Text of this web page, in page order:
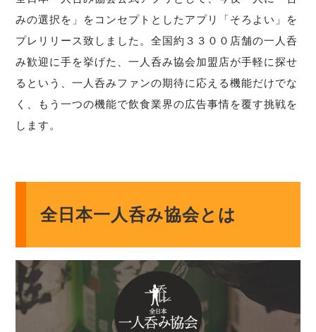
みの選択を」をコンセプトとしたアプリ「そろよい」を
プレリリース致しました。全国約３３００店舗の一人呑
み歓迎に手を挙げた、一人呑み協会加盟店が手軽に探せ
るという、一人呑みファンの期待に応える機能だけでな
く、もう一つの機能で飲食業界の広告事情を覆す挑戦を
します。
全日本一人呑み協会とは